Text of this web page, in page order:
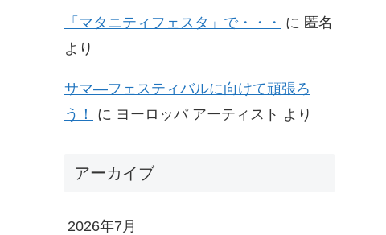
「マタニティフェスタ」で・・・ に 匿名
より
サマ―フェスティバルに向けて頑張ろ
う！
に ヨーロッパ アーティスト より
アーカイブ
2026年7月